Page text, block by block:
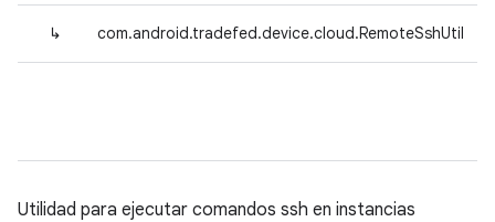
↳ com.android.tradefed.device.cloud.RemoteSshUtil
Utilidad para ejecutar comandos ssh en instancias